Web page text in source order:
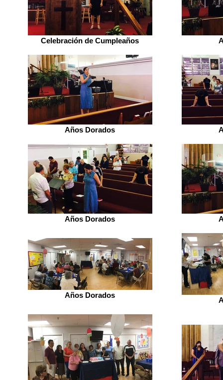
Celebración de Cumpleaños
Años Dorados
Años Dorados
Años Dorados